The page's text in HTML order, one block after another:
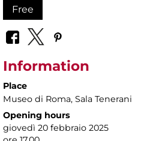
Free
Information
Place
Museo di Roma, Sala Tenerani
Opening hours
giovedì 20 febbraio 2025